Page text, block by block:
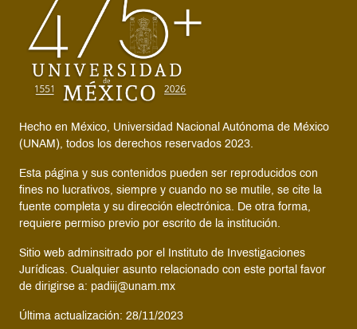
Hecho en México, Universidad Nacional Autónoma de México
(UNAM), todos los derechos reservados 2023.
Esta página y sus contenidos pueden ser reproducidos con
fines no lucrativos, siempre y cuando no se mutile, se cite la
fuente completa y su dirección electrónica. De otra forma,
requiere permiso previo por escrito de la institución.
Sitio web adminsitrado por el Instituto de Investigaciones
Jurídicas. Cualquier asunto relacionado con este portal favor
de dirigirse a: padiij@unam.mx
Última actualización: 28/11/2023